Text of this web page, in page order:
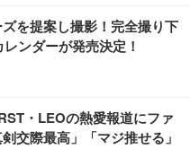
を提案し撮影！完全撮り下
ンダーが発売決定！
・LEOの熱愛報道にファ
交際最高」「マジ推せる」